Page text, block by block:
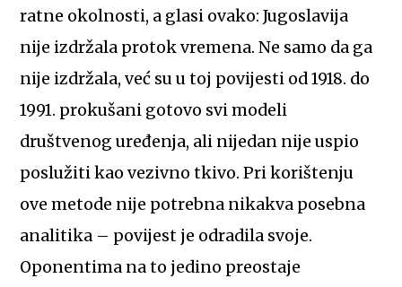
ratne okolnosti, a glasi ovako: Jugoslavija
nije izdržala protok vremena. Ne samo da ga
nije izdržala, već su u toj povijesti od 1918. do
1991. prokušani gotovo svi modeli
društvenog uređenja, ali nijedan nije uspio
poslužiti kao vezivno tkivo. Pri korištenju
ove metode nije potrebna nikakva posebna
analitika – povijest je odradila svoje.
Oponentima na to jedino preostaje